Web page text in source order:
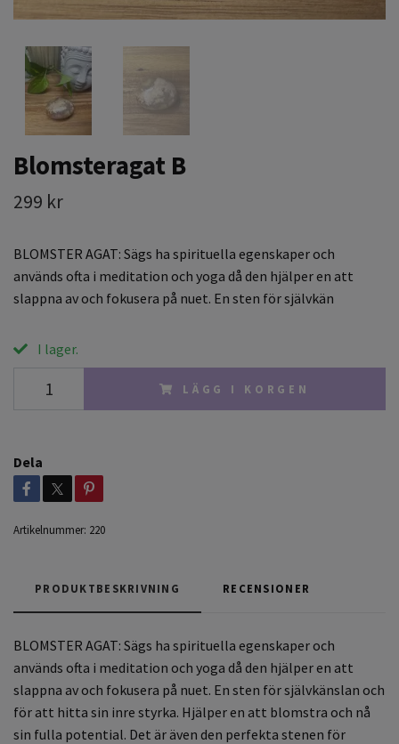
Blomsteragat B
299 kr
BLOMSTER AGAT: Sägs ha spirituella egenskaper och
används ofta i meditation och yoga då den hjälper en att
slappna av och fokusera på nuet. En sten för självkän
I lager.
LÄGG I KORGEN
Dela
Artikelnummer: 220
PRODUKTBESKRIVNING RECENSIONER
BLOMSTER AGAT: Sägs ha spirituella egenskaper och
används ofta i meditation och yoga då den hjälper en att
slappna av och fokusera på nuet. En sten för självkänslan och
för att hitta sin inre styrka. Hjälper en att blomstra och nå
sin fulla potential. Det är även den perfekta stenen för